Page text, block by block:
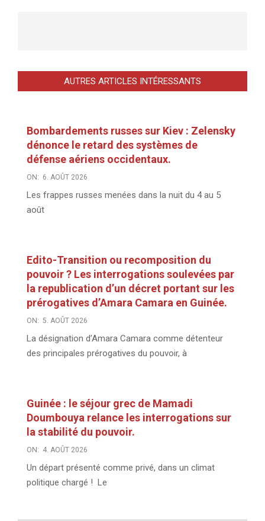
AUTRES ARTICLES INTÉRESSANTS
Bombardements russes sur Kiev : Zelensky
dénonce le retard des systèmes de
défense aériens occidentaux.
ON: 6. AOÛT 2026
Les frappes russes menées dans la nuit du 4 au 5
août
Edito-Transition ou recomposition du
pouvoir ? Les interrogations soulevées par
la republication d’un décret portant sur les
prérogatives d’Amara Camara en Guinée.
ON: 5. AOÛT 2026
La désignation d’Amara Camara comme détenteur
des principales prérogatives du pouvoir, à
Guinée : le séjour grec de Mamadi
Doumbouya relance les interrogations sur
la stabilité du pouvoir.
ON: 4. AOÛT 2026
Un départ présenté comme privé, dans un climat
politique chargé ! Le